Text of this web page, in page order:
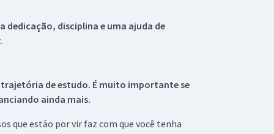
dedicação, disciplina e uma ajuda de
de estudo. É muito importante se
ainda mais.
que estão por vir faz com que você tenha